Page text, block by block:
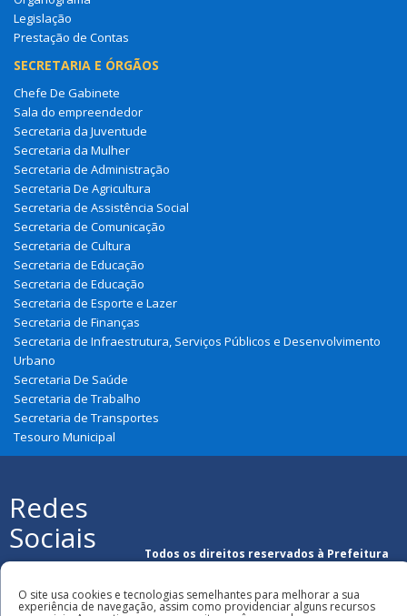
Legislação
Prestação de Contas
SECRETARIA E ÓRGÃOS
Chefe De Gabinete
Sala do empreendedor
Secretaria da Juventude
Secretaria da Mulher
Secretaria de Administração
Secretaria De Agricultura
Secretaria de Assistência Social
Secretaria de Comunicação
Secretaria de Cultura
Secretaria de Educação
Secretaria de Educação
Secretaria de Esporte e Lazer
Secretaria de Finanças
Secretaria de Infraestrutura, Serviços Públicos e Desenvolvimento
Urbano
Secretaria De Saúde
Secretaria de Trabalho
Secretaria de Transportes
Tesouro Municipal
Redes
Sociais
Todos os direitos reservados à Prefeitura
O site usa cookies e tecnologias semelhantes para melhorar a sua
experiência de navegação, assim como providenciar alguns recursos